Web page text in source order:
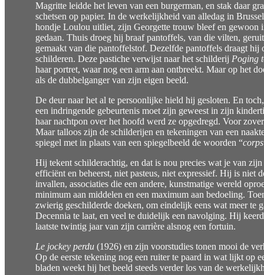
Magritte leidde het leven van een burgerman, en stak daar
schetsen op papier. In de werkelijkheid van alledag in
hondje Loulou uitliet, zijn Georgette trouw bleef en gewoon
gedaan. Thuis droeg hij braaf pantoffels, van die vilten,
gemaakt van die pantoffelstof. Dezelfde pantoffels draagt
schilderen. Deze pastiche verwijst naar het schilderij Poging
haar portret, waar nog een arm aan ontbreekt. Maar op het
als de dubbelganger van zijn eigen beeld.
De deur naar het al te persoonlijke hield hij gesloten. En
een indringende gebeurtenis moet zijn geweest in zijn
haar nachtpon over het hoofd werd ze opgedregd. Voor
Maar talloos zijn de schilderijen en tekeningen van een
spiegel met in plaats van een spiegelbeeld de woorden “
Hij tekent schilderachtig, en dat is nou precies wat je van
efficiënt en beheerst, niet pasteus, niet expressief. Hij is niet
invallen, associaties die een andere, kunstmatige wereld
minimum aan middelen en een maximum aan bedoeling.
zwierig geschilderde doeken, om eindelijk eens wat meer te
Decennia te laat, en veel te duidelijk een navolging. Hij
laatste twintig jaar van zijn carrière alsnog een fortuin.
Le jockey perdu (1926) en zijn voorstudies tonen mooi de
Op de eerste tekening nog een ruiter te paard in wat lijkt op
bladen weekt hij het beeld steeds verder los van de